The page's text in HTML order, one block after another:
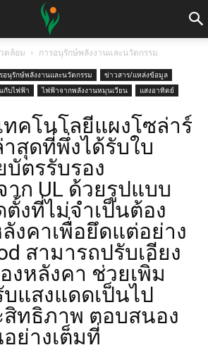
ดล้อม การอนุรักษ์พลังงานและนวัตกรรม
อนุรักษ์พลังงานและนวัตกรรม
ข่าวสาร/แหล่งข้อมูล
กับไฟฟ้า ไฟฟ้าจากพลังงานหมุนเวียน
แสงอาทิตย์
ทคโนโลยีแผงโซล่าร์
สุดที่พึ่งได้รับใบ
ตรรับรอง
ก UL ด้วยรูปแบบ
งที่ไม่จำเป็นต้อง
งคาเพื่อยึดแต่อย่าง
สามารถปรับเอียง
หลังคา ช่วยเพิ่ม
แสงแดดเป็นไป
สิทธิภาพ ตอบสนอง
ย่างเต็มที่